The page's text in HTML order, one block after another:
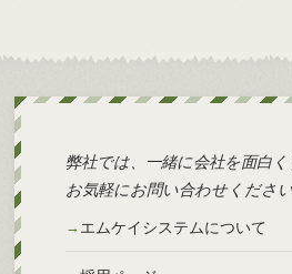
弊社では、一緒に会社を面白
お気軽にお問い合わせくださ
エムケイシステムについて